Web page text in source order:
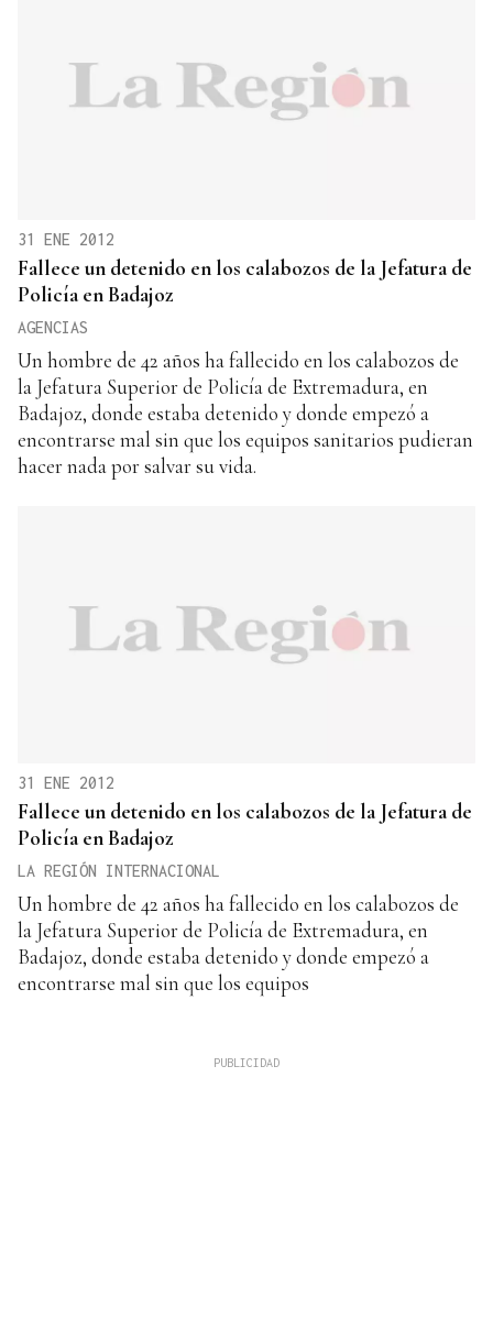
31 ENE 2012
Fallece un detenido en los calabozos de la Jefatura de
Policía en Badajoz
AGENCIAS
Un hombre de 42 años ha fallecido en los calabozos de
la Jefatura Superior de Policía de Extremadura, en
Badajoz, donde estaba detenido y donde empezó a
encontrarse mal sin que los equipos sanitarios pudieran
hacer nada por salvar su vida.
31 ENE 2012
Fallece un detenido en los calabozos de la Jefatura de
Policía en Badajoz
LA REGIÓN INTERNACIONAL
Un hombre de 42 años ha fallecido en los calabozos de
la Jefatura Superior de Policía de Extremadura, en
Badajoz, donde estaba detenido y donde empezó a
encontrarse mal sin que los equipos